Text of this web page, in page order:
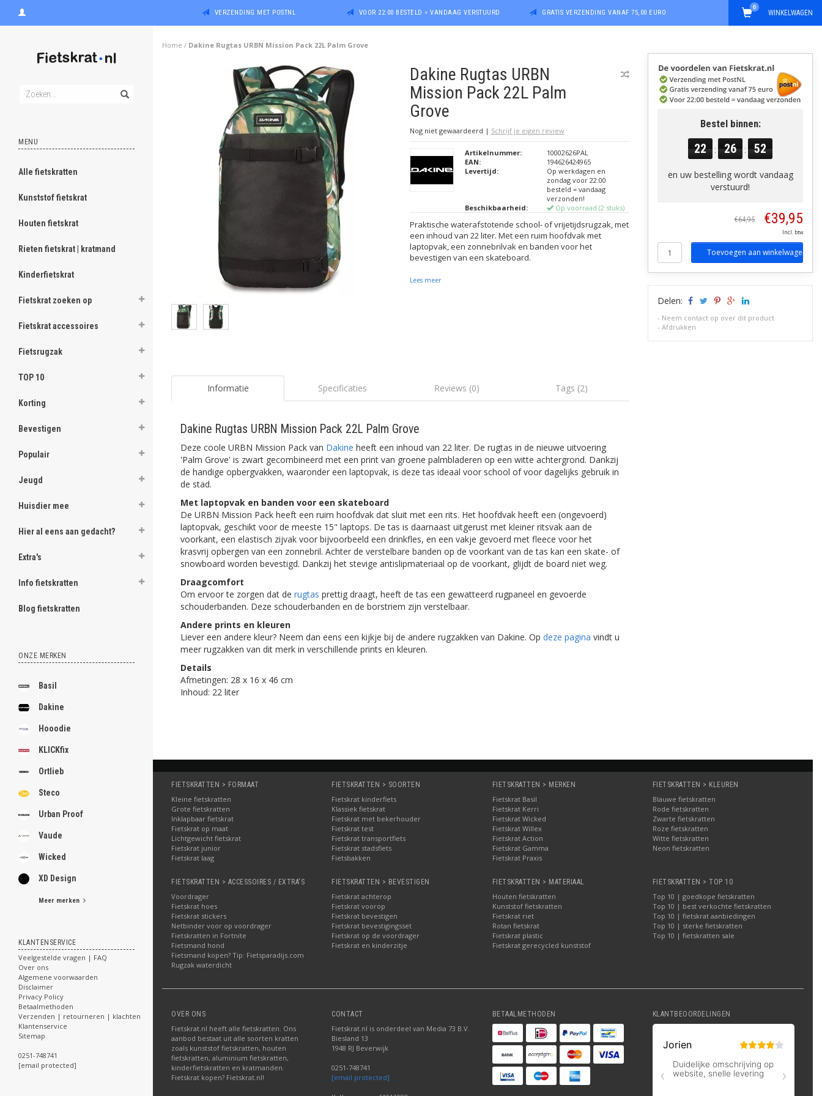
VERZENDING MET POSTNL VOOR 22:00 BESTELD = VANDAAG VERSTUURD GRATIS VERZENDING VANAF 75,00 EURO WINKELWAGEN
0
MENU
Alle fietskratten
Kunststof fietskrat
Houten fietskrat
Rieten fietskrat | kratmand
Kinderfietskrat
Fietskrat zoeken op
Fietskrat accessoires
Fietsrugzak
TOP 10
Korting
Bevestigen
Populair
Jeugd
Huisdier mee
Hier al eens aan gedacht?
Extra's
Info fietskratten
Blog fietskratten
ONZE MERKEN
Basil
Dakine
Hooodie
KLICKfix
Ortlieb
Steco
Urban Proof
Vaude
Wicked
XD Design
Meer merken
KLANTENSERVICE
Veelgestelde vragen | FAQ
Over ons
Algemene voorwaarden
Disclaimer
Privacy Policy
Betaalmethoden
Verzenden | retourneren | klachten
Klantenservice
Sitemap
0251-748741
[email protected]
Home / Dakine Rugtas URBN Mission Pack 22L Palm Grove
Dakine Rugtas URBN
Mission Pack 22L Palm
Grove
Nog niet gewaardeerd | Schrijf je eigen review
Artikelnummer:
10002626PAL
EAN:
194626424965
Levertijd:
Op werkdagen en
zondag voor 22:00
besteld = vandaag
verzonden!
Beschikbaarheid:
Op voorraad (2 stuks)
Praktische waterafstotende school- of vrijetijdsrugzak, met
een inhoud van 22 liter. Met een ruim hoofdvak met
laptopvak, een zonnebrilvak en banden voor het
bevestigen van een skateboard.
Lees meer
Informatie Specificaties Reviews (0) Tags (2)
Dakine Rugtas URBN Mission Pack 22L Palm Grove
Deze coole URBN Mission Pack van Dakine heeft een inhoud van 22 liter. De rugtas in de nieuwe uitvoering
'Palm Grove' is zwart gecombineerd met een print van groene palmbladeren op een witte achtergrond. Dankzij
de handige opbergvakken, waaronder een laptopvak, is deze tas ideaal voor school of voor dagelijks gebruik in
de stad.
Met laptopvak en banden voor een skateboard
De URBN Mission Pack heeft een ruim hoofdvak dat sluit met een rits. Het hoofdvak heeft een (ongevoerd)
laptopvak, geschikt voor de meeste 15" laptops. De tas is daarnaast uitgerust met kleiner ritsvak aan de
voorkant, een elastisch zijvak voor bijvoorbeeld een drinkfles, en een vakje gevoerd met fleece voor het
krasvrij opbergen van een zonnebril. Achter de verstelbare banden op de voorkant van de tas kan een skate- of
snowboard worden bevestigd. Dankzij het stevige antislipmateriaal op de voorkant, glijdt de board niet weg.
Draagcomfort
Om ervoor te zorgen dat de rugtas prettig draagt, heeft de tas een gewatteerd rugpaneel en gevoerde
schouderbanden. Deze schouderbanden en de borstriem zijn verstelbaar.
Andere prints en kleuren
Liever een andere kleur? Neem dan eens een kijkje bij de andere rugzakken van Dakine. Op deze pagina vindt u
meer rugzakken van dit merk in verschillende prints en kleuren.
Details
Afmetingen: 28 x 16 x 46 cm
Inhoud: 22 liter
Bestel binnen:
22 : 26 : 52
en uw bestelling wordt vandaag
verstuurd!
€64,95 €39,95
Incl. btw
Toevoegen aan winkelwagen
Delen:
- Neem contact op over dit product
-Afdrukken
FIETSKRATTEN > FORMAAT
Kleine fietskratten
Grote fietskratten
Inklapbaar fietskrat
Fietskrat op maat
Lichtgewicht fietskrat
Fietskrat junior
Fietskrat laag
FIETSKRATTEN > SOORTEN
Fietskrat kinderfiets
Klassiek fietskrat
Fietskrat met bekerhouder
Fietskrat test
Fietskrat transportfiets
Fietskrat stadsfiets
Fietsbakken
FIETSKRATTEN > MERKEN
Fietskrat Basil
Fietskrat Kerri
Fietskrat Wicked
Fietskrat Willex
Fietskrat Action
Fietskrat Gamma
Fietskrat Praxis
FIETSKRATTEN > KLEUREN
Blauwe fietskratten
Rode fietskratten
Zwarte fietskratten
Roze fietskratten
Witte fietskratten
Neon fietskratten
FIETSKRATTEN > ACCESSOIRES / EXTRA'S
Voordrager
Fietskrat hoes
Fietskrat stickers
Netbinder voor op voordrager
Fietskratten in Fortnite
Fietsmand hond
Fietsmand kopen? Tip: Fietsparadijs.com
Rugzak waterdicht
FIETSKRATTEN > BEVESTIGEN
Fietskrat achterop
Fietskrat voorop
Fietskrat bevestigen
Fietskrat bevestigingsset
Fietskrat op de voordrager
Fietskrat en kinderzitje
FIETSKRATTEN > MATERIAAL
Houten fietskratten
Kunststof fietskratten
Fietskrat riet
Rotan fietskrat
Fietskrat plastic
Fietskrat gerecycled kunststof
FIETSKRATTEN > TOP 10
Top 10 | goedkope fietskratten
Top 10 | best verkochte fietskratten
Top 10 | fietskrat aanbiedingen
Top 10 | sterke fietskratten
Top 10 | fietskratten sale
OVER ONS
Fietskrat.nl heeft alle fietskratten. Ons
aanbod bestaat uit alle soorten kratten
zoals kunststof fietskratten, houten
fietskratten, aluminium fietskratten,
kinderfietskratten en kratmanden.
Fietskrat kopen? Fietskrat.nl!
CONTACT
Fietskrat.nl is onderdeel van Media 73 B.V.
Biesland 13
1948 RJ Beverwijk
0251-748741
[email protected]
BETAALMETHODEN KLANTBEOORDELINGEN